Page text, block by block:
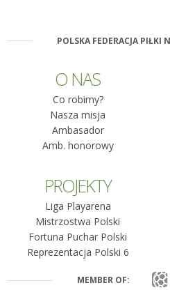
POLSKA FEDERACJA PIŁKI
O NAS
Co robimy?
Nasza misja
Ambasador
Amb. honorowy
PROJEKTY
Liga Playarena
Mistrzostwa Polski
Fortuna Puchar Polski
Reprezentacja Polski 6
MEMBER OF: